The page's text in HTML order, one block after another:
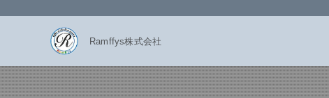
Ramffys株式会社